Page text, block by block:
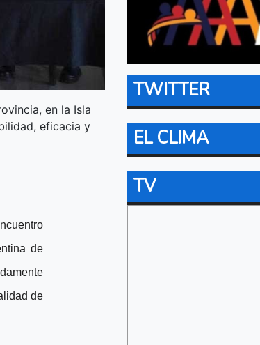
en la Isla
eficacia y
de
de
TWITTER
EL CLIMA
TV